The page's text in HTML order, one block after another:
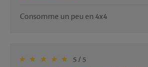
Consomme un peu en 4x4
5 / 5